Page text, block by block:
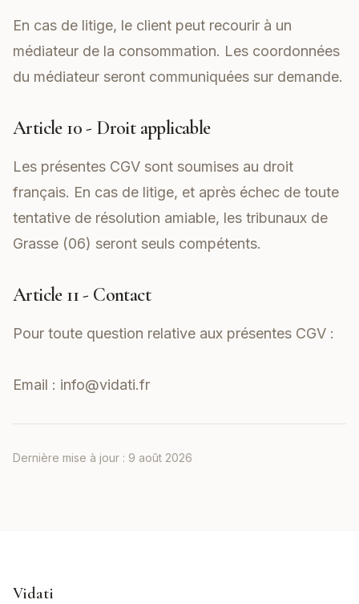
En cas de litige, le client peut recourir à un
médiateur de la consommation. Les coordonnées
du médiateur seront communiquées sur demande.
Article 10 - Droit applicable
Les présentes CGV sont soumises au droit
français. En cas de litige, et après échec de toute
tentative de résolution amiable, les tribunaux de
Grasse (06) seront seuls compétents.
Article 11 - Contact
Pour toute question relative aux présentes CGV :
Email : info@vidati.fr
Dernière mise à jour : 9 août 2026
Vidati